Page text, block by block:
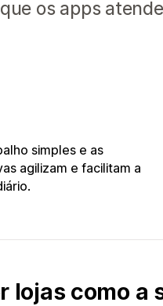
os apps
simples e as
agilizam e facilitam a
lojas como a